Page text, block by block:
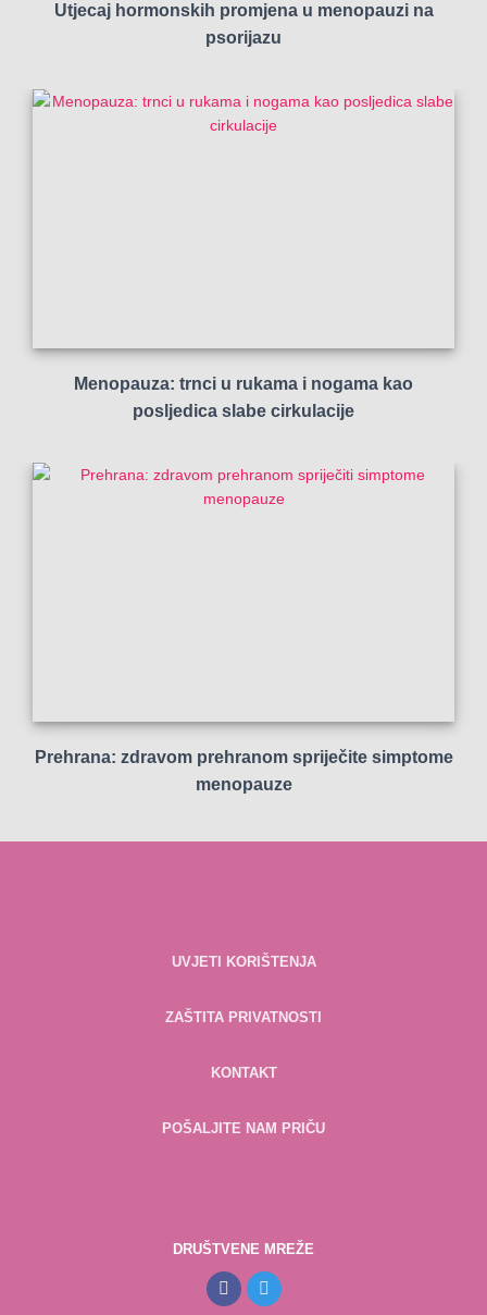
Utjecaj hormonskih promjena u menopauzi na
psorijazu
Menopauza: trnci u rukama i nogama kao
posljedica slabe cirkulacije
Prehrana: zdravom prehranom spriječite simptome
menopauze
UVJETI KORIŠTENJA
ZAŠTITA PRIVATNOSTI
KONTAKT
POŠALJITE NAM PRIČU
DRUŠTVENE MREŽE